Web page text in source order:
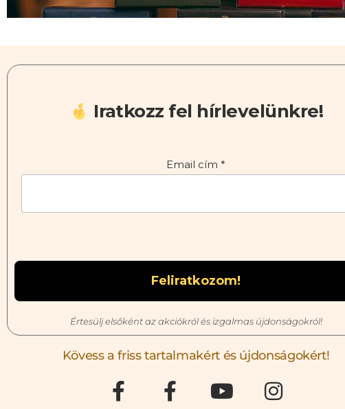
Iratkozz fel hírlevelünkre!
Email cím *
Értesülj elsőként az akciókról és izgalmas újdonságokról!
Kövess a friss tartalmakért és újdonságokért!